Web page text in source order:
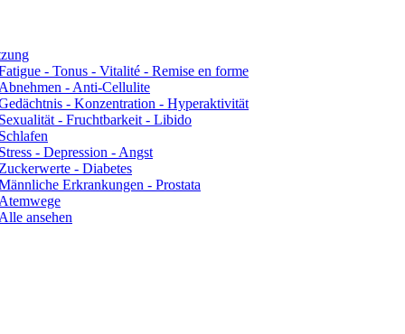
- Tonus - Vitalité - Remise en forme
- Anti-Cellulite
- Konzentration - Hyperaktivität
Sexualität - Fruchtbarkeit - Libido
Schlafen
Stress - Depression - Angst
- Diabetes
Erkrankungen - Prostata
ansehen